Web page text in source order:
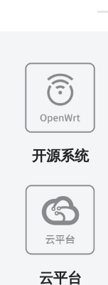
开源系统
云平台